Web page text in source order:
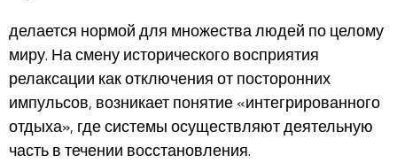
делается нормой для множества людей по целому
миру. На смену исторического восприятия
релаксации как отключения от посторонних
импульсов, возникает понятие «интегрированного
отдыха», где системы осуществляют деятельную
часть в течении восстановления.